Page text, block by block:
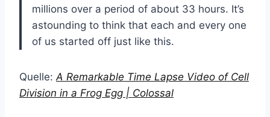
millions over a period of about 33 hours. It’s
astounding to think that each and every one
of us started off just like this.
Quelle:A Remarkable Time Lapse Video of Cell
Division in a Frog Egg | Colossal